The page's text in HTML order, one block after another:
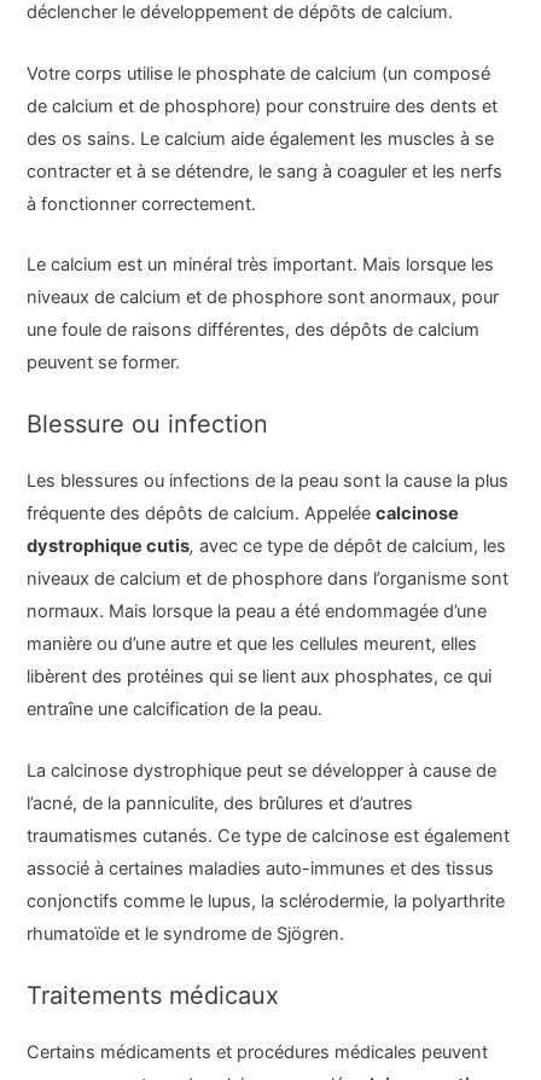
déclencher le développement de dépôts de calcium.
Votre corps utilise le phosphate de calcium (un composé
de calcium et de phosphore) pour construire des dents et
des os sains. Le calcium aide également les muscles à se
contracter et à se détendre, le sang à coaguler et les nerfs
à fonctionner correctement.
Le calcium est un minéral très important. Mais lorsque les
niveaux de calcium et de phosphore sont anormaux, pour
une foule de raisons différentes, des dépôts de calcium
peuvent se former.
Blessure ou infection
Les blessures ou infections de la peau sont la cause la plus
fréquente des dépôts de calcium. Appeléecalcinose
dystrophique cutis,avec ce type de dépôt de calcium, les
niveaux de calcium et de phosphore dans l’organisme sont
normaux. Mais lorsque la peau a été endommagée d’une
manière ou d’une autre et que les cellules meurent, elles
libèrent des protéines qui se lient aux phosphates, ce qui
entraîne une calcification de la peau.
La calcinose dystrophique peut se développer à cause de
l’acné, de la panniculite, des brûlures et d’autres
traumatismes cutanés. Ce type de calcinose est également
associé à certaines maladies auto-immunes et des tissus
conjonctifs comme le lupus, la sclérodermie, la polyarthrite
rhumatoïde et le syndrome de Sjögren.
Traitements médicaux
Certains médicaments et procédures médicales peuvent